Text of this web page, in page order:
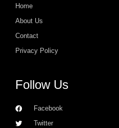
Home
About Us
Contact
Privacy Policy
Follow Us
Facebook
Twitter